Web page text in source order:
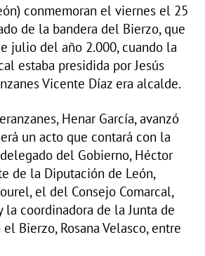
conmemoran el viernes el 25
de la bandera del Bierzo, que
julio del año 2.000, cuando la
estaba presidida por Jesús
Vicente Díaz era alcalde.
Henar García, avanzó
un acto que contará con la
del Gobierno, Héctor
de la Diputación de León,
el del Consejo Comarcal,
la coordinadora de la Junta de
Bierzo, Rosana Velasco, entre